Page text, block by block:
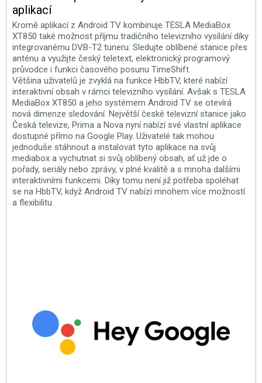
aplikací
Kromě aplikací z Android TV kombinuje TESLA MediaBox
XT850 také možnost příjmu tradičního televizního vysílání díky
integrovanému DVB-T2 tuneru. Sledujte oblíbené stanice přes
anténu a využijte český teletext, elektronický programový
průvodce i funkci časového posunu TimeShift.
Většina uživatelů je zvyklá na funkce HbbTV, které nabízí
interaktivní obsah v rámci televizního vysílání. Avšak s TESLA
MediaBox XT850 a jeho systémem Android TV se otevírá
nová dimenze sledování. Největší české televizní stanice jako
Česká televize, Prima a Nova nyní nabízí své vlastní aplikace
dostupné přímo na Google Play. Uživatelé tak mohou
jednoduše stáhnout a instalovat tyto aplikace na svůj
mediabox a vychutnat si svůj oblíbený obsah, ať už jde o
pořady, seriály nebo zprávy, v plné kvalitě a s mnoha dalšími
interaktivními funkcemi. Díky tomu není již potřeba spoléhat
se na HbbTV, když Android TV nabízí mnohem více možností
a flexibilitu.